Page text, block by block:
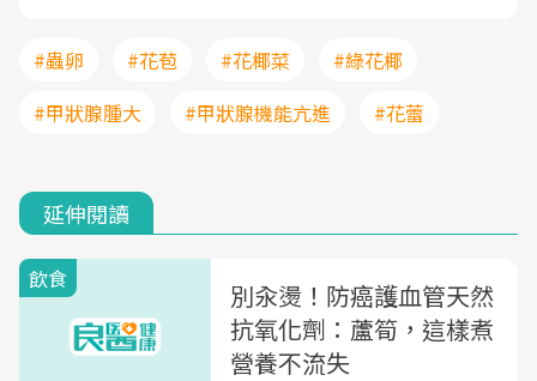
#蟲卵 #花苞 #花椰菜
#綠花椰
#甲狀腺腫大
#甲狀腺機能亢進 #花蕾
延伸閱讀
飲食
別汆燙！防癌護血管天然
抗氧化劑：蘆筍，這樣煮
營養不流失